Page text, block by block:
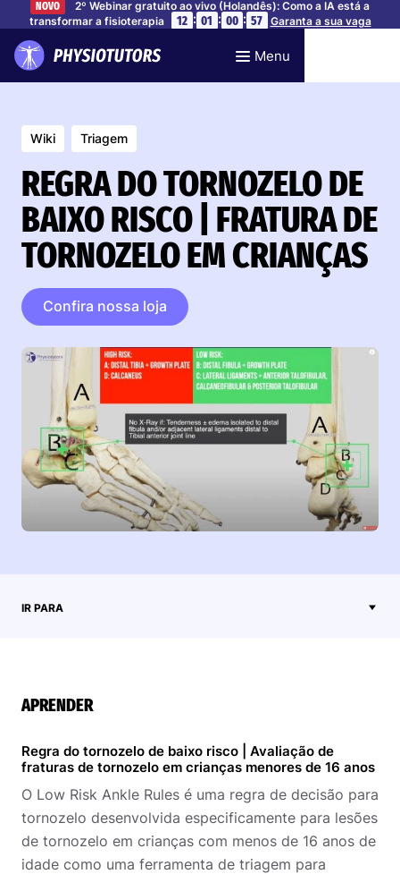
NOVO
2º Webinar gratuito ao vivo (Holandês): Como a IA está a
transformar a fisioterapia
12 : 01 : 00 : 56 Garanta a sua vaga
Menu
Wiki Triagem
REGRA DO TORNOZELO DE
BAIXO RISCO | FRATURA DE
TORNOZELO EM CRIANÇAS
Confira nossa loja
IR PARA
APRENDER
Regra do tornozelo de baixo risco | Avaliação de
fraturas de tornozelo em crianças menores de 16 anos
O Low Risk Ankle Rules é uma regra de decisão para
tornozelo desenvolvida especificamente para lesões
de tornozelo em crianças com menos de 16 anos de
idade como uma ferramenta de triagem para